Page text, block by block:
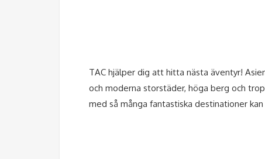
TAC hjälper dig att hitta nästa äventyr!
och moderna storstäder, höga berg och
med så många fantastiska destinationer